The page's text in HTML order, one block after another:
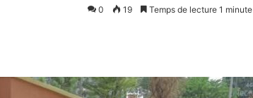
0 19 Temps de lecture 1 minute